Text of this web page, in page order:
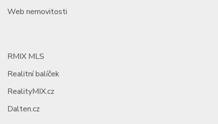
Web nemovitosti
RMIX MLS
Realitní balíček
RealityMIX.cz
Dalten.cz